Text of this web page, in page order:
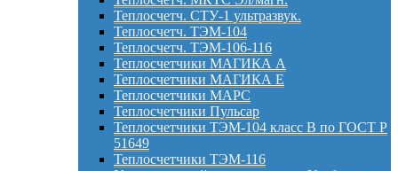
Теплосчетч. СТУ-1 ультразвук.
Теплосчетч. ТЭМ-104
Теплосчетч. ТЭМ-106-116
Теплосчетчики МАГИКА А
Теплосчетчики МАГИКА Е
Теплосчетчики МАРС
Теплосчетчики Пульсар
Теплосчетчики ТЭМ-104 класс B по ГОСТ Р
51649
Теплосчетчики ТЭМ-116